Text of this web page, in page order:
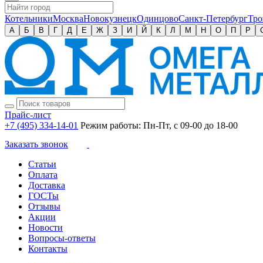
КотельникиМоскваНовокузнецкОдинцовоСанкт-Петербург
А Б В Г Д Е Ж З И Й К Л М Н О П Р
Прайс-лист
+7 (495) 334-14-01 Режим работы: Пн-Пт, с 09-00 до 18-00
Заказать звонок
Статьи
Оплата
Доставка
ГОСТы
Отзывы
Акции
Новости
Вопросы-ответы
Контакты